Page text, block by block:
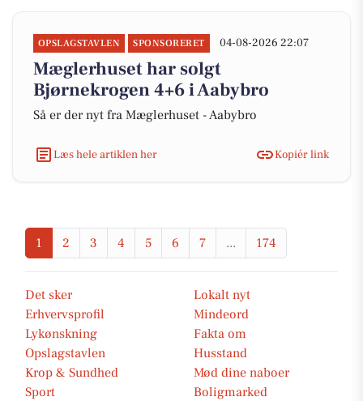
OPSLAGSTAVLEN SPONSORERET 04-08-2026 22:07
Mæglerhuset har solgt
Bjørnekrogen 4+6 i Aabybro
Så er der nyt fra Mæglerhuset - Aabybro
Læs hele artiklen her Kopiér link
1 2 3 4 5 6 7 ... 174
Det sker
Lokalt nyt
Erhvervsprofil
Mindeord
Lykønskning
Fakta om
Opslagstavlen
Husstand
Krop & Sundhed
Mød dine naboer
Sport
Boligmarked